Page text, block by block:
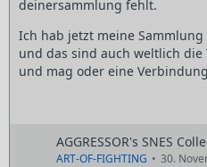
deinersammlung fehlt.
Ich hab jetzt meine
und das sind auch weltlich
und mag oder eine
AGGRESSOR's SNES
ART-OF-FIGHTING 30.